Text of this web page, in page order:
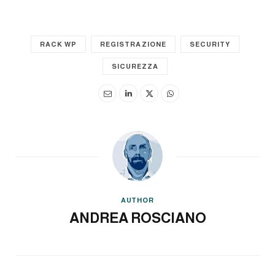
RACK WP REGISTRAZIONE SECURITY
SICUREZZA
AUTHOR
ANDREA ROSCIANO